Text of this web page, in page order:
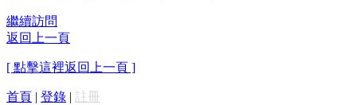
繼續訪問
返回上一頁
[ 點擊這裡返回上一頁 ]
首頁 | 登錄 | 註冊